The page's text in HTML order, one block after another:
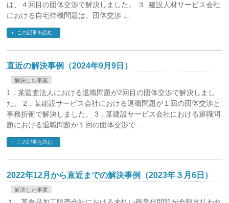
は、４回目の団体交渉で解決しました。 ３. 建設人材サービス会社
における自宅待機問題は、団体交渉 …
この記事を読む
直近の解決事例（2024年9月9日）
解決した事案
1．某監査法人における退職問題が2回目の団体交渉で解決しまし
た。 2．某建設サービス会社における退職問題が１回の団体交渉と
事務折衝で解決しました。 3．某建設サービス会社における退職問
題における退職問題が１回の団体交渉で …
この記事を読む
2022年12月から直近までの解決事例（2023年３月6日）
解決した事案